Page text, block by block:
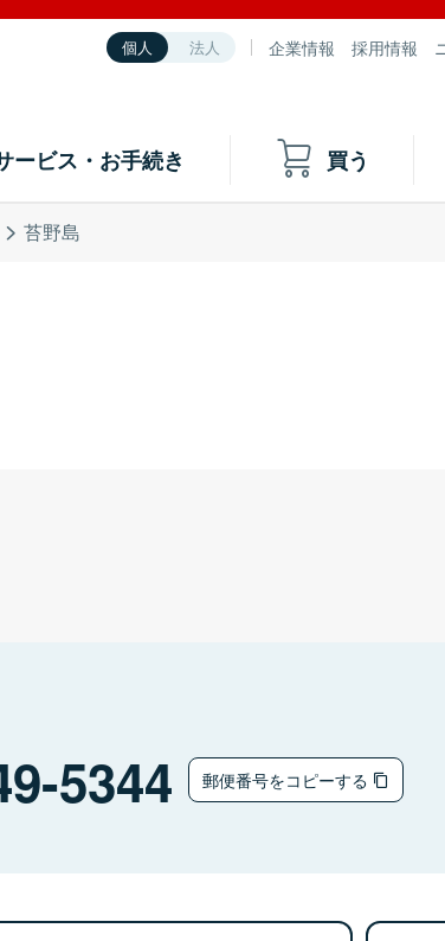
個人 法人 企業情報 採用情報
ービス・お手続き 買う
苔野島
5344 郵便番号をコピーする